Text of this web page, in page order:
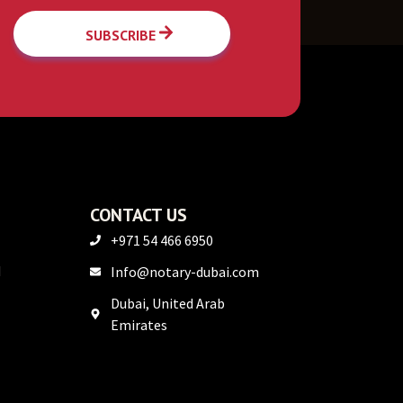
SUBSCRIBE
CONTACT US
+971 54 466 6950
Info@notary-dubai.com
Dubai, United Arab
Emirates